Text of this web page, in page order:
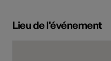
Lieu de l'événement